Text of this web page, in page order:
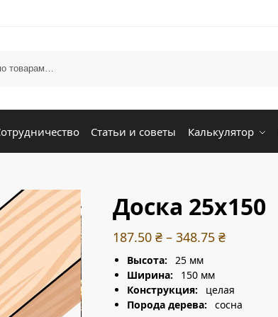
Статьи и советы Калькулятор
Доска 25х150
187.50 ₴ – 348.75 ₴
Высота: 25 мм
Ширина: 150 мм
Конструкция: целая
Порода дерева: сосна